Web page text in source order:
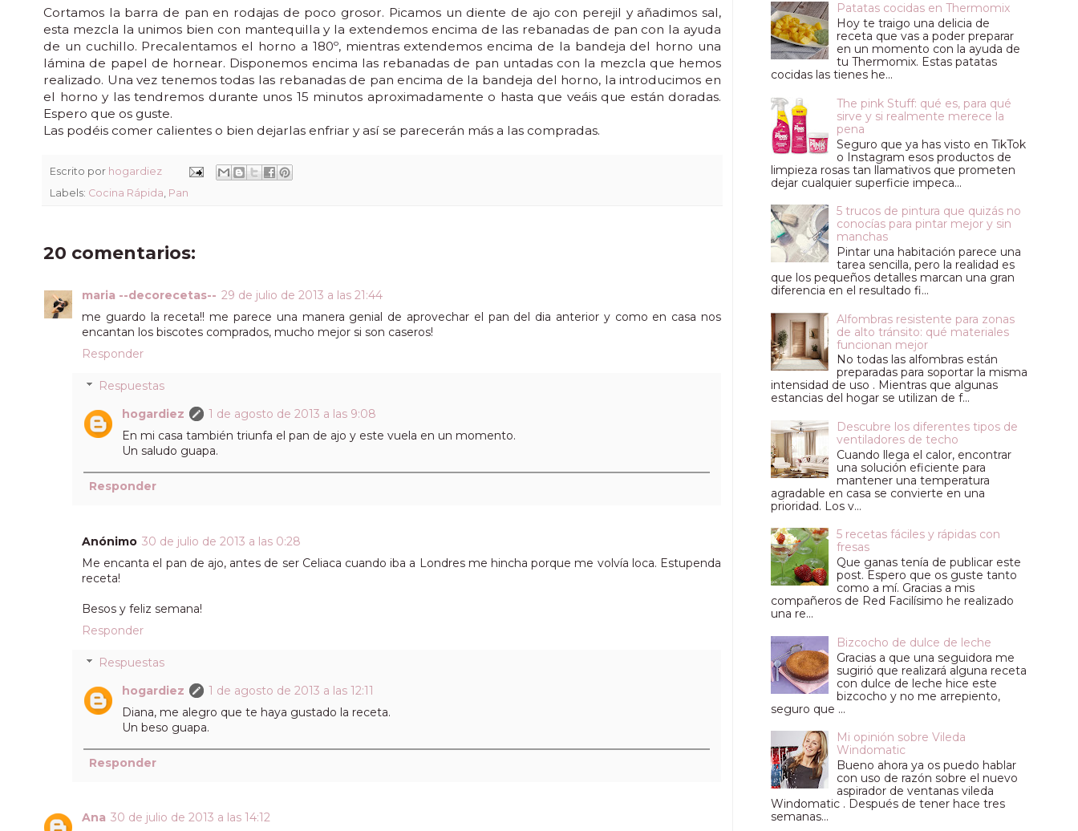
Cortamos la barra de pan en rodajas de poco grosor. Picamos un diente de ajo con perejil y añadimos sal,
esta mezcla la unimos bien con mantequilla y la extendemos encima de las rebanadas de pan con la ayuda
de un cuchillo. Precalentamos el horno a 180º, mientras extendemos encima de la bandeja del horno una
lámina de papel de hornear. Disponemos encima las rebanadas de pan untadas con la mezcla que hemos
realizado. Una vez tenemos todas las rebanadas de pan encima de la bandeja del horno, la introducimos en
el horno y las tendremos durante unos 15 minutos aproximadamente o hasta que veáis que están doradas.
Espero que os guste.
Las podéis comer calientes o bien dejarlas enfriar y así se parecerán más a las compradas.
Escrito por hogardiez
Labels: Cocina Rápida Pan
20 comentarios:
maria --decorecetas-- 29 de julio de 2013 a las 21:44
me guardo la receta!! me parece una manera genial de aprovechar el pan del dia anterior y como en casa nos
encantan los biscotes comprados, mucho mejor si son caseros!
Responder
Respuestas
hogardiez
1 de agosto de 2013 a las 9:08
En mi casa también triunfa el pan de ajo y este vuela en un momento.
Un saludo guapa.
Responder
Anónimo 30 de julio de 2013 a las 0:28
Me encanta el pan de ajo, antes de ser Celiaca cuando iba a Londres me hincha porque me volvía loca. Estupenda
receta!
Besos y feliz semana!
Responder
Respuestas
hogardiez
1 de agosto de 2013 a las 12:11
Diana, me alegro que te haya gustado la receta.
Un beso guapa.
Responder
Ana 30 de julio de 2013 a las 14:12
Patatas cocidas en Thermomix
Hoy te traigo una delicia de
receta que vas a poder preparar
en un momento con la ayuda de
tu Thermomix. Estas patatas
cocidas las tienes he...
The pink Stuff: qué es, para qué
sirve y si realmente merece la
pena
Seguro que ya has visto en TikTok
o Instagram esos productos de
limpieza rosas tan llamativos que prometen
dejar cualquier superficie impeca...
5 trucos de pintura que quizás no
conocías para pintar mejor y sin
manchas
Pintar una habitación parece una
tarea sencilla, pero la realidad es
que los pequeños detalles marcan una gran
diferencia en el resultado fi...
Alfombras resistente para zonas
de alto tránsito: qué materiales
funcionan mejor
No todas las alfombras están
preparadas para soportar la misma
intensidad de uso . Mientras que algunas
estancias del hogar se utilizan de f...
Descubre los diferentes tipos de
ventiladores de techo
Cuando llega el calor, encontrar
una solución eficiente para
mantener una temperatura
agradable en casa se convierte en una
prioridad. Los v...
5 recetas fáciles y rápidas con
fresas
Que ganas tenía de publicar este
post. Espero que os guste tanto
como a mí. Gracias a mis
compañeros de Red Facilísimo he realizado
una re...
Bizcocho de dulce de leche
Gracias a que una seguidora me
sugirió que realizará alguna receta
con dulce de leche hice este
bizcocho y no me arrepiento,
seguro que ...
Mi opinión sobre Vileda
Windomatic
Bueno ahora ya os puedo hablar
con uso de razón sobre el nuevo
aspirador de ventanas vileda
Windomatic . Después de tener hace tres
semanas...